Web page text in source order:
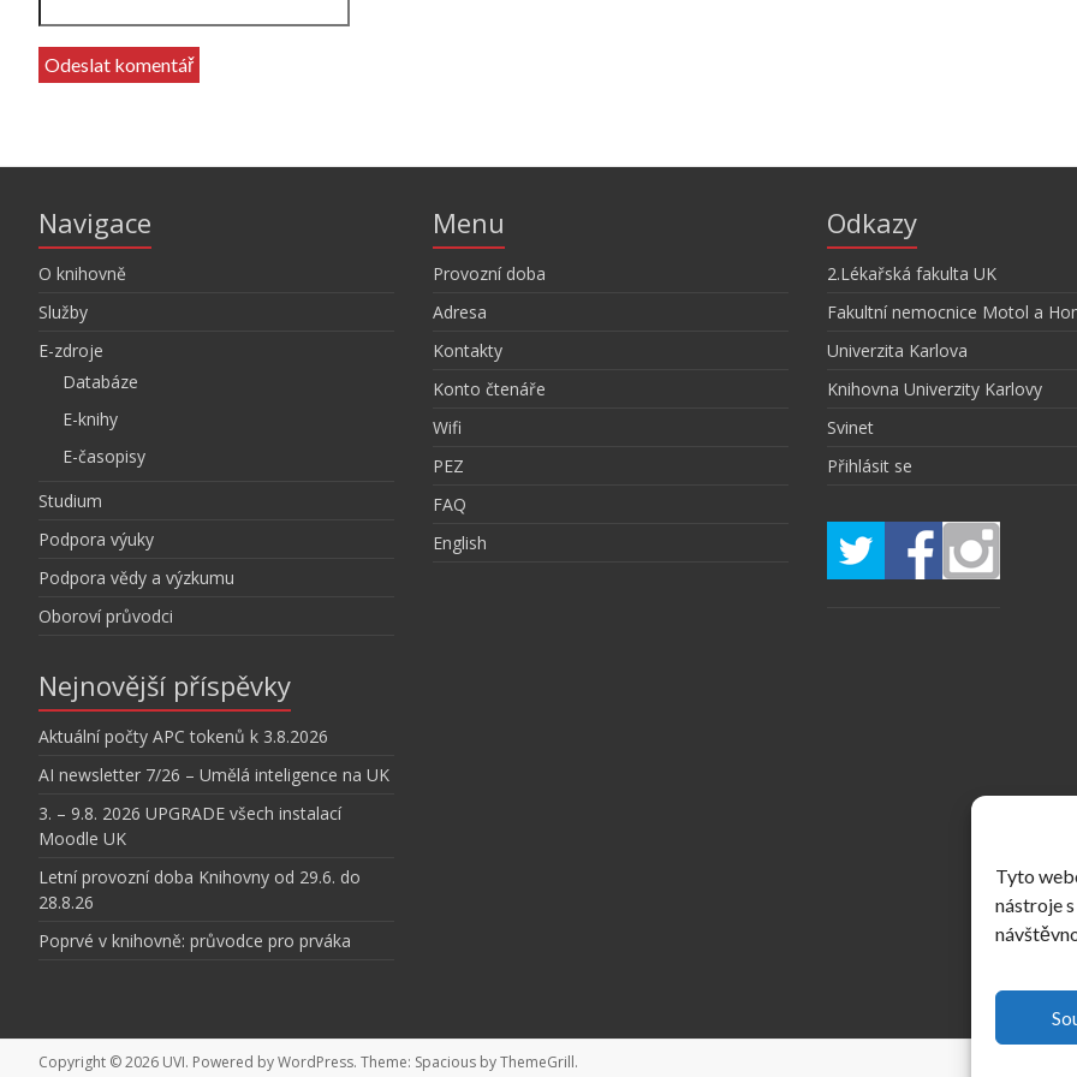
Tyto
nástroje
Navigace
O knihovně
Služby
E-zdroje
Databáze
E-knihy
E-časopisy
Studium
Podpora výuky
Podpora vědy a výzkumu
Oboroví průvodci
Nejnovější příspěvky
Aktuální počty APC tokenů k 3.8.2026
AI newsletter 7/26 – Umělá inteligence na UK
3. – 9.8. 2026 UPGRADE všech instalací
Moodle UK
Letní provozní doba Knihovny od 29.6. do
28.8.26
Poprvé v knihovně: průvodce pro prváka
Menu
Provozní doba
Adresa
Kontakty
Konto čtenáře
Wifi
PEZ
FAQ
English
Odkazy
2.Lékařská fakulta UK
Fakultní nemocnice Motol a
Univerzita Karlova
Knihovna Univerzity Karlovy
Svinet
Přihlásit se
Copyright © 2026 UVI. Powered byWordPress. Theme: Spacious byThemeGrill.